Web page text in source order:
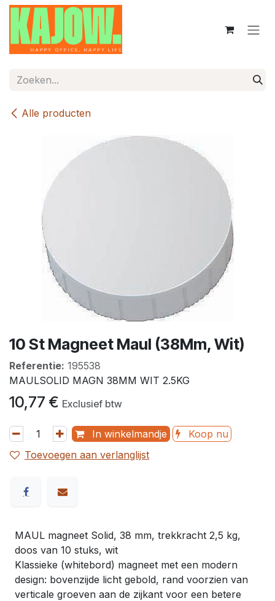
Overslaan naar inhoud
Alle producten
10 St Magneet Maul (38Mm, Wit)
Referentie: 195538
MAULSOLID MAGN 38MM WIT 2.5KG
10,77 € Exclusief btw
In winkelmandje
Koop nu
Toevoegen aan verlanglijst
MAUL magneet Solid, 38 mm, trekkracht 2,5 kg,
doos van 10 stuks, wit
Klassieke (whitebord) magneet met een modern
design: bovenzijde licht gebold, rand voorzien van
verticale groeven aan de zijkant voor een betere